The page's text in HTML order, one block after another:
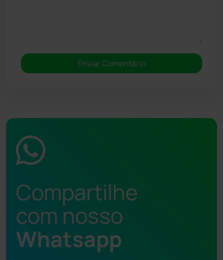
Compartilhe
com nosso
Whatsapp